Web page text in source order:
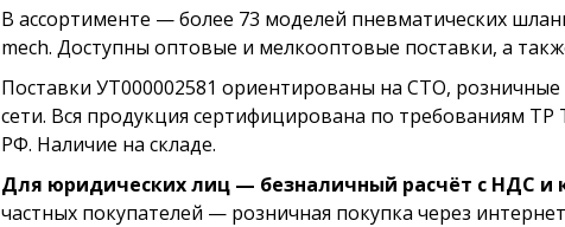
В ассортименте — более 73 моделей пневматических
mech. Доступны оптовые и мелкооптовые поставки, а
Поставки УТ000002581 ориентированы на СТО,
сети. Вся продукция сертифицирована по требованиям
РФ. Наличие на складе.
Для юридических лиц — безналичный расчёт с НДС
частных покупателей — розничная покупка через